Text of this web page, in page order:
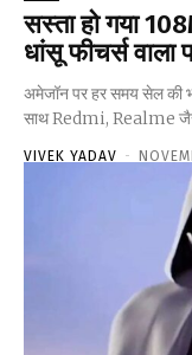
सस्ता हो गया
धांसू फीचर्स
अमेजॉन पर हर समय सेल की
साथ Redmi, Realme
VIVEK YADAV -